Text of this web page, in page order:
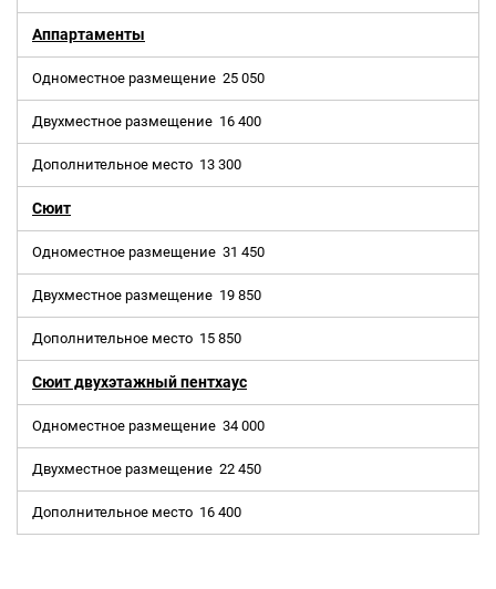
Аппартаменты
Одноместное размещение 25 050
Двухместное размещение 16 400
Дополнительное место 13 300
Сюит
Одноместное размещение 31 450
Двухместное размещение 19 850
Дополнительное место 15 850
Сюит двухэтажный пентхаус
Одноместное размещение 34 000
Двухместное размещение 22 450
Дополнительное место 16 400